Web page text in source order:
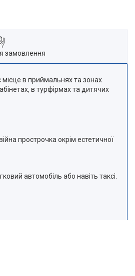
замовлення
в приймальнях та зонах
в турфірмах та дитячих
прострочка окрім естетичної
автомобіль або навіть таксі.